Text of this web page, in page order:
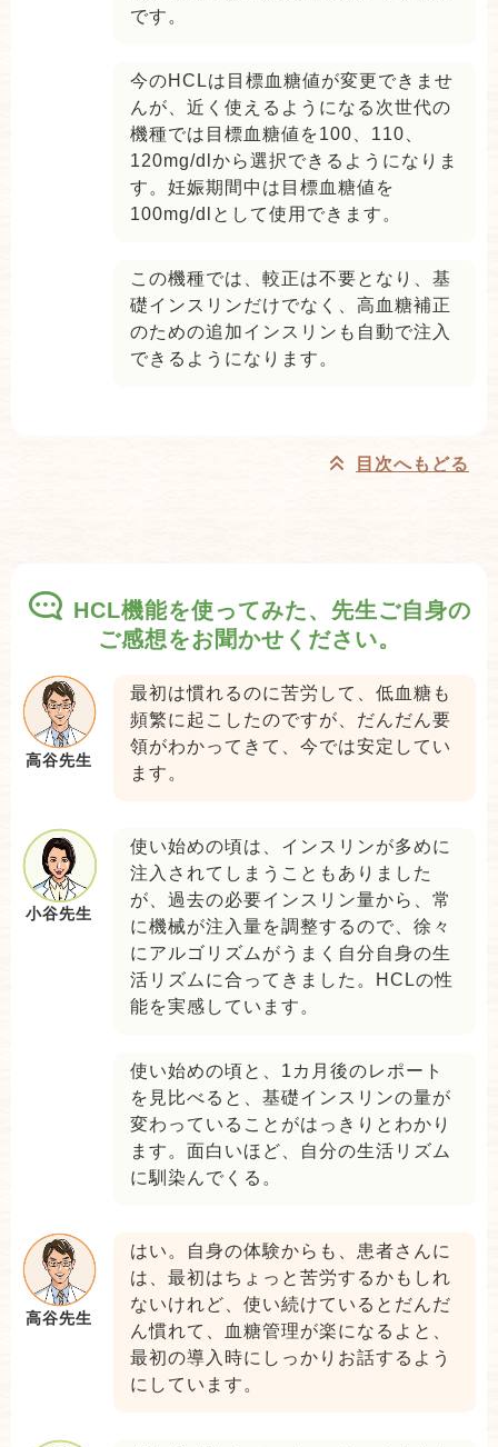
です。
今のHCLは目標血糖値が変更できませ
んが、近く使えるようになる次世代の
機種では目標血糖値を100、110、
120mg/dlから選択できるようになりま
す。妊娠期間中は目標血糖値を
100mg/dlとして使用できます。
この機種では、較正は不要となり、基
礎インスリンだけでなく、高血糖補正
のための追加インスリンも自動で注入
できるようになります。
目次へもどる
HCL機能を使ってみた、先生ご自身の
ご感想をお聞かせください。
高谷先生
最初は慣れるのに苦労して、低血糖も
頻繁に起こしたのですが、だんだん要
領がわかってきて、今では安定してい
ます。
小谷先生
使い始めの頃は、インスリンが多めに
注入されてしまうこともありました
が、過去の必要インスリン量から、常
に機械が注入量を調整するので、徐々
にアルゴリズムがうまく自分自身の生
活リズムに合ってきました。HCLの性
能を実感しています。
使い始めの頃と、1カ月後のレポート
を見比べると、基礎インスリンの量が
変わっていることがはっきりとわかり
ます。面白いほど、自分の生活リズム
に馴染んでくる。
高谷先生
はい。自身の体験からも、患者さんに
は、最初はちょっと苦労するかもしれ
ないけれど、使い続けているとだんだ
ん慣れて、血糖管理が楽になるよと、
最初の導入時にしっかりお話するよう
にしています。